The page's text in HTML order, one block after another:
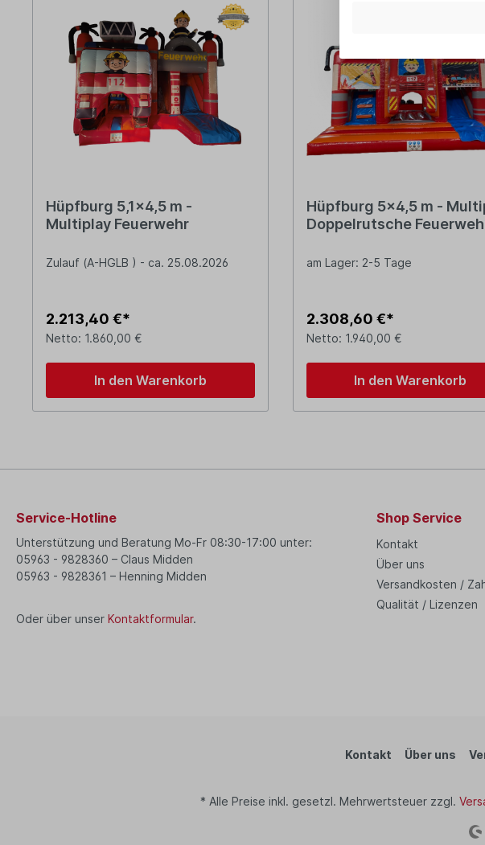
Hüpfburg 5,1x4,5 m -
Multiplay Feuerwehr
Zulauf (A-HGLB ) - ca. 25.08.2026
2.213,40 €*
Netto: 1.860,00 €
In den Warenkorb
Hüpfburg 5x4,5 m -
Doppelrutsche
am Lager: 2-5 Tage
2.308,60 €*
Netto: 1.940,00 €
In den Warenkorb
Service-Hotline
Unterstützung und Beratung Mo-Fr 08:30-17:00 unter:
05963 - 9828360 – Claus Midden
05963 - 9828361 – Henning Midden
Oder über unser Kontaktformular.
Shop Service
Kontakt
Über uns
Versandkosten /
Qualität / Lizenzen
Kontakt Über uns
* Alle Preise inkl. gesetzl. Mehrwertsteuer zzgl.